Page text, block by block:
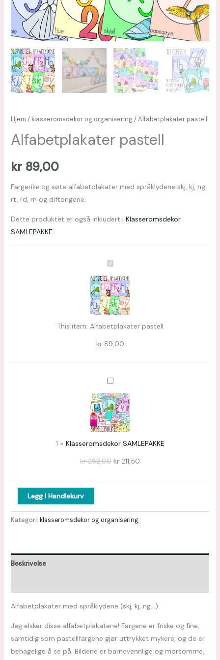
Hjem / klasseromsdekor og organisering/ Alfabetplakater pastell
Alfabetplakater pastell
kr89,00
Fargerike og søte alfabetplakater med språklydene skj, kj, ng
rt, rd, rn og diftongene.
Dette produktet er også inkludert i Klasseromsdekor
SAMLEPAKKE.
Alfabetplakater
pastell
This item: Alfabetplakater pastell
kr89,00
Klasseromsdekor
SAMLEPAKKE
1 × Klasseromsdekor SAMLEPAKKE
kr282,00 kr 211,50
Legg I Handlekurv
Kategori: klasseromsdekor og organisering
Beskrivelse
Alfabetplakater med språklydene (skj, kj, ng…)
Jeg elsker disse alfabetplakatene! Fargene er friske og fine,
samtidig som pastellfargene gjør uttrykket mykere, og de er
behagelige å se på. Bildene er barnevennlige og morsomme,